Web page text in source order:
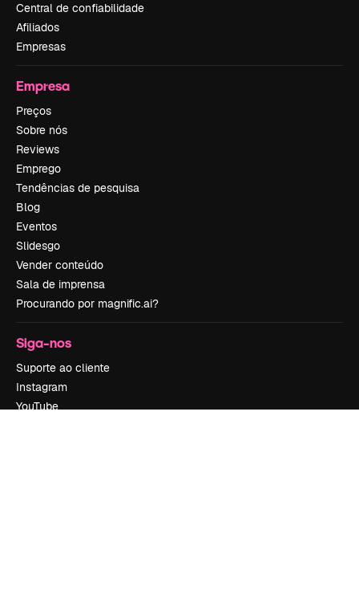
Central de confiabilidade
Afiliados
Empresas
Empresa
Preços
Sobre nós
Reviews
Emprego
Tendências de pesquisa
Blog
Eventos
Slidesgo
Vender conteúdo
Sala de imprensa
Procurando por magnific.ai?
Siga-nos
Suporte ao cliente
Instagram
YouTube